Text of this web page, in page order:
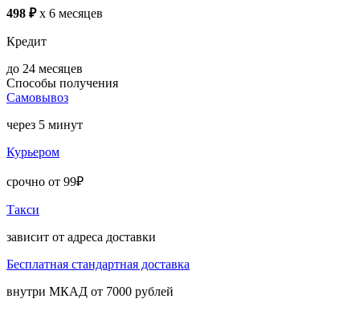
498 ₽x 6 месяцев
Кредит
до 24 месяцев
Способы получения
Самовывоз
через 5 минут
Курьером
срочно от 99₽
Такси
зависит от адреса доставки
Бесплатная стандартная доставка
внутри МКАД от 7000 рублей